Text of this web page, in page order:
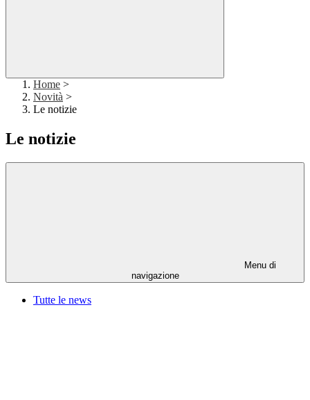
Home >
Novità >
Le notizie
Le notizie
Menu di
navigazione
Tutte le news